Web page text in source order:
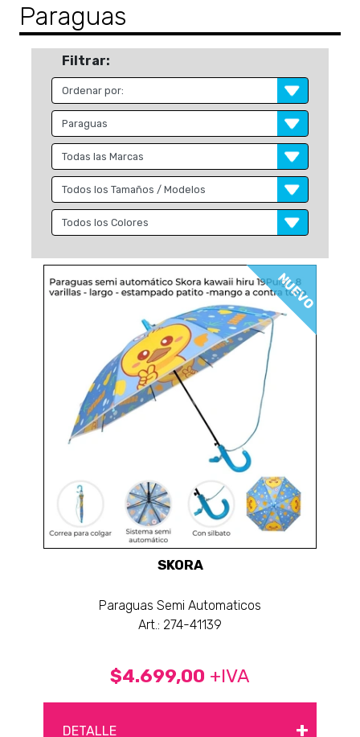
Paraguas
Filtrar:
NUEVO
SKORA
Paraguas Semi Automaticos
Art.: 274-41139
$4.699,00 +IVA
DETALLE +